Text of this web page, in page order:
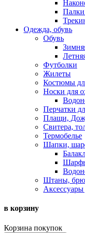
Палки
Одежда, обувь
Обувь
Футболки
Жилеты
Костюмы
Носки для
Перчатки
Плащи,
Свитера,
Термобелье
Шапки,
Штаны,
в корзину
Корзина покупок